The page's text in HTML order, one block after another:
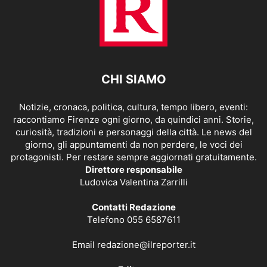
CHI SIAMO
Notizie, cronaca, politica, cultura, tempo libero, eventi:
raccontiamo Firenze ogni giorno, da quindici anni. Storie,
curiosità, tradizioni e personaggi della città. Le news del
giorno, gli appuntamenti da non perdere, le voci dei
protagonisti. Per restare sempre aggiornati gratuitamente.
Direttore responsabile
Ludovica Valentina Zarrilli
Contatti Redazione
Telefono 055 6587611
Email redazione@ilreporter.it